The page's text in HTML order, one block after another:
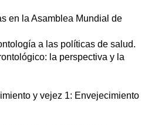
en la Asamblea Mundial de
a las políticas de salud.
la perspectiva y la
y vejez 1: Envejecimiento